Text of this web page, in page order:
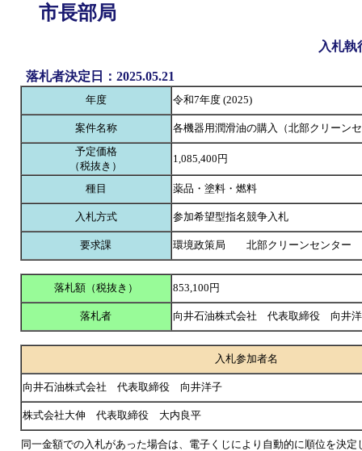
市長部局
入札執
落札者決定日：2025.05.21
年度 令和7年度 (2025)
案件名称
各機器用潤滑油の購入（北部クリーン
予定価格
（税抜き）
1,085,400円
種目 薬品・塗料・燃料
入札方式 参加希望型指名競争入札
要求課 環境政策局 北部クリーンセンター
落札額（税抜き） 853,100円
落札者 向井石油株式会社 代表取締役 向井
入札参加者名
向井石油株式会社 代表取締役 向井洋子
株式会社大伸 代表取締役 大内良平
同一金額での入札があった場合は、電子くじにより自動的に順位を決定